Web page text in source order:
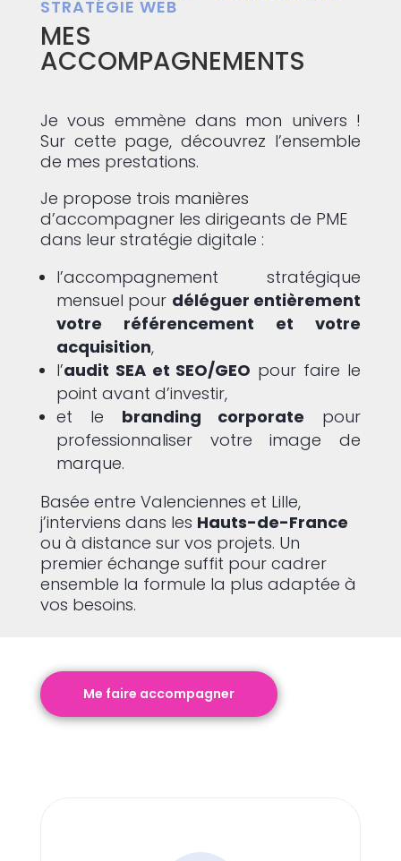
STRATÉGIE WEB
MES
ACCOMPAGNEMENTS
Je vous emmène dans mon univers !
Sur cette page, découvrez l’ensemble
de mes prestations.
Je propose trois manières
d’accompagner les dirigeants de PME
dans leur stratégie digitale :
l’accompagnement stratégique
mensuel pour déléguer entièrement
votre référencement et votre
acquisition,
l’audit SEA et SEO/GEO pour faire le
point avant d’investir,
et le branding corporate pour
professionnaliser votre image de
marque.
Basée entre Valenciennes et Lille,
j’interviens dans les Hauts-de-France
ou à distance sur vos projets. Un
premier échange suffit pour cadrer
ensemble la formule la plus adaptée à
vos besoins.
Me faire accompagner